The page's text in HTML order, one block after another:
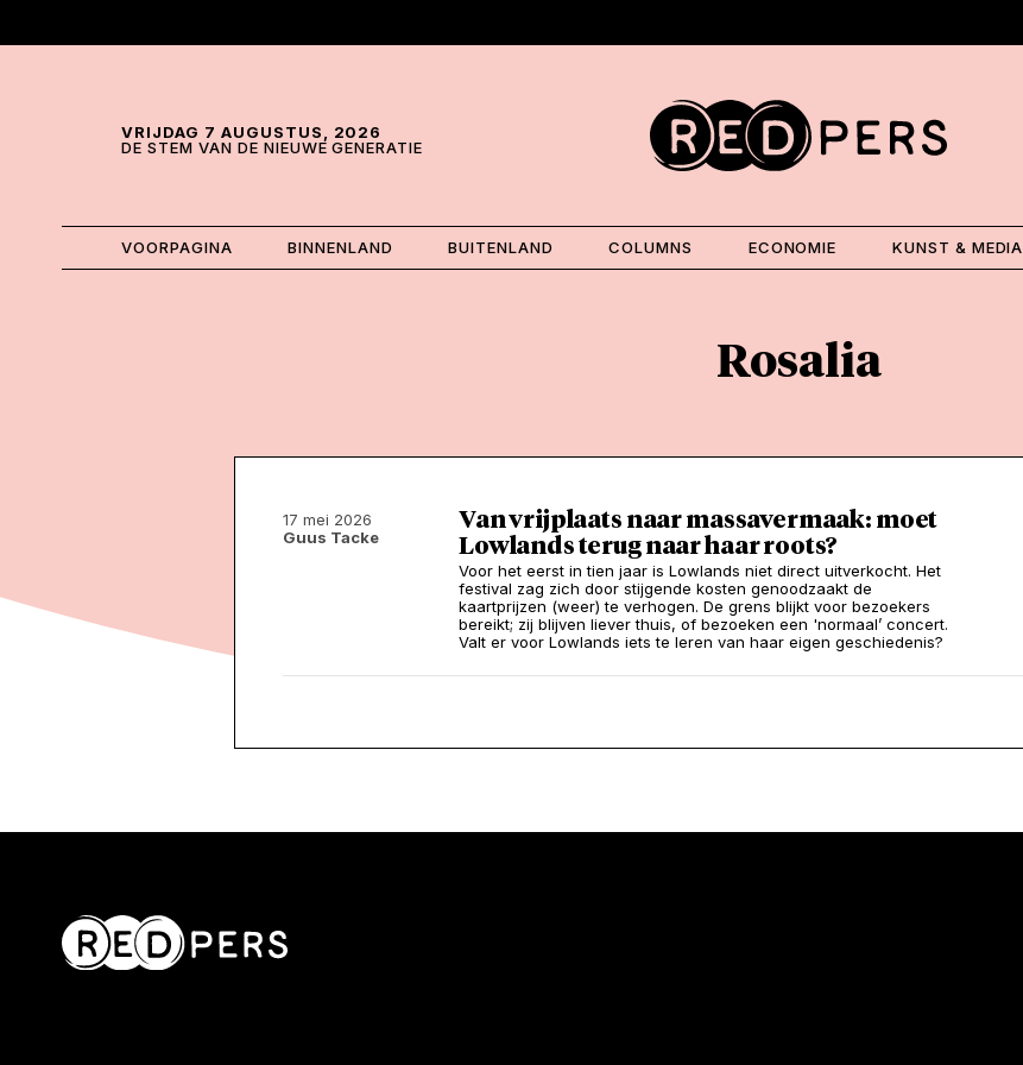
VRIJDAG 7 AUGUSTUS, 2026
DE STEM VAN DE NIEUWE GENERATIE
VOORPAGINA BINNENLAND BUITENLAND COLUMNS ECONOMIE KUNST & MEDIA
Rosalia
17 mei 2026
Guus Tacke
Van vrijplaats naar massavermaak: moet
Lowlands terug naar haar roots?
Voor het eerst in tien jaar is Lowlands niet direct uitverkocht. Het
festival zag zich door stijgende kosten genoodzaakt de
kaartprijzen (weer) te verhogen. De grens blijkt voor bezoekers
bereikt; zij blijven liever thuis, of bezoeken een 'normaal’ concert.
Valt er voor Lowlands iets te leren van haar eigen geschiedenis?